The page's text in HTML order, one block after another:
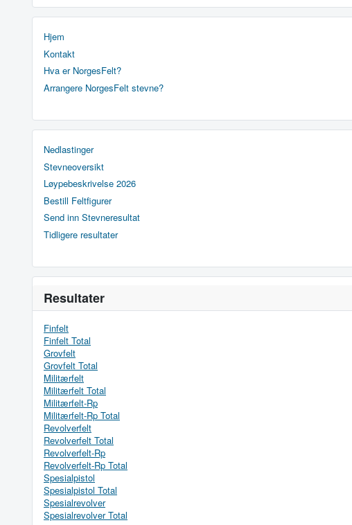
Hjem
Kontakt
Hva er NorgesFelt?
Arrangere NorgesFelt stevne?
Nedlastinger
Stevneoversikt
Løypebeskrivelse 2026
Bestill Feltfigurer
Send inn Stevneresultat
Tidligere resultater
Resultater
Finfelt
Finfelt Total
Grovfelt
Grovfelt Total
Militærfelt
Militærfelt Total
Militærfelt-Rp
Militærfelt-Rp Total
Revolverfelt
Revolverfelt Total
Revolverfelt-Rp
Revolverfelt-Rp Total
Spesialpistol
Spesialpistol Total
Spesialrevolver
Spesialrevolver Total